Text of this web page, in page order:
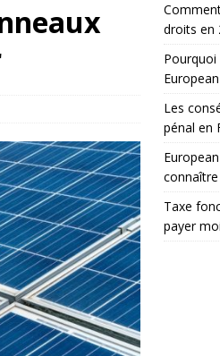
droits en
Les
pénal en
connaître
Taxe
payer